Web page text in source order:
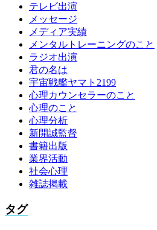
テレビ出演
メッセージ
メディア実績
メンタルトレーニングのこと
ラジオ出演
君の名は
宇宙戦艦ヤマト2199
心理カウンセラーのこと
心理のこと
心理分析
新開誠監督
書籍出版
業界活動
社会心理
雑誌掲載
タグ